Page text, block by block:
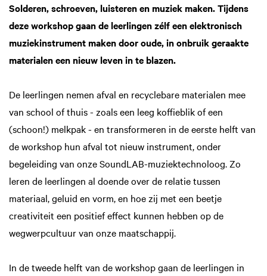
Solderen, schroeven, luisteren en muziek maken. Tijdens
deze workshop gaan de leerlingen zélf een elektronisch
muziekinstrument maken door oude, in onbruik geraakte
materialen een nieuw leven in te blazen.
De leerlingen nemen afval en recyclebare materialen mee
van school of thuis - zoals een leeg koffieblik of een
(schoon!) melkpak - en transformeren in de eerste helft van
de workshop hun afval tot nieuw instrument, onder
begeleiding van onze SoundLAB-muziektechnoloog. Zo
leren de leerlingen al doende over de relatie tussen
materiaal, geluid en vorm, en hoe zij met een beetje
creativiteit een positief effect kunnen hebben op de
wegwerpcultuur van onze maatschappij.
In de tweede helft van de workshop gaan de leerlingen in